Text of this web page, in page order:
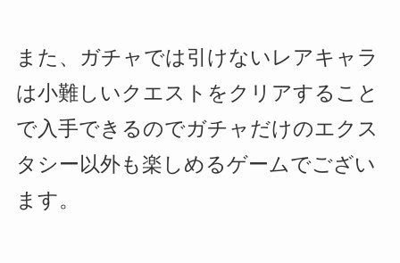
また、ガチャでは引けないレアキャラ
は小難しいクエストをクリアすること
で入手できるのでガチャだけのエクス
タシー以外も楽しめるゲームでござい
ます。